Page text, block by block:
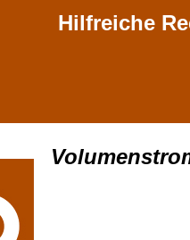
Hilfreiche